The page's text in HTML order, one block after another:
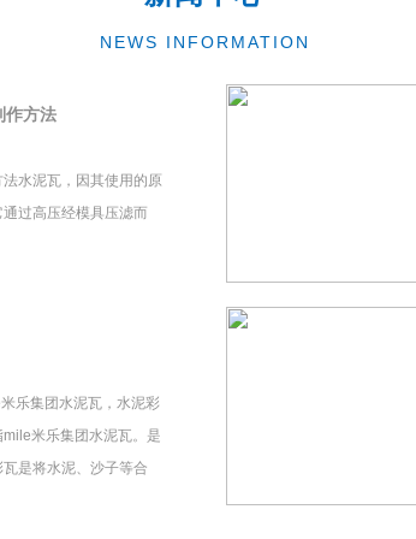
NEWS INFORMATION
作方法
水泥瓦，因其使用的原
过高压经模具压滤而
乐集团水泥瓦，水泥彩
米乐集团水泥瓦。是
是将水泥、沙子等合